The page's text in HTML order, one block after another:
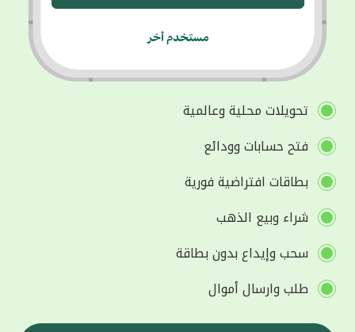
تحويلات محلية وعالمية
فتح حسابات وودائع
بطاقات افتراضية فورية
شراء وبيع الذهب
سحب وإيداع بدون بطاقة
طلب وارسال أموال